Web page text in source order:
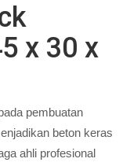
x 30 x
pembuatan
beton keras
ahli profesional